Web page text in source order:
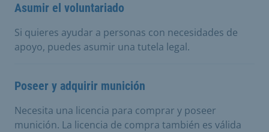
Asumir el voluntariado
Si quieres ayudar a personas con necesidades de
apoyo, puedes asumir una tutela legal.
Poseer y adquirir munición
Necesita una licencia para comprar y poseer
munición. La licencia de compra también es válida